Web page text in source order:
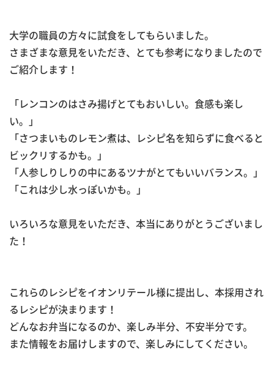
大学の職員の方々に試食をしてもらいました。
さまざまな意見をいただき、とても参考になりましたので
ご紹介します！
「レンコンのはさみ揚げとてもおいしい。食感も楽し
い。」
「さつまいものレモン煮は、レシピ名を知らずに食べると
ビックリするかも。」
「人参しりしりの中にあるツナがとてもいいバランス。」
「これは少し水っぽいかも。」
いろいろな意見をいただき、本当にありがとうございまし
た！
これらのレシピをイオンリテール様に提出し、本採用され
るレシピが決まります！
どんなお弁当になるのか、楽しみ半分、不安半分です。
また情報をお届けしますので、楽しみにしてください。